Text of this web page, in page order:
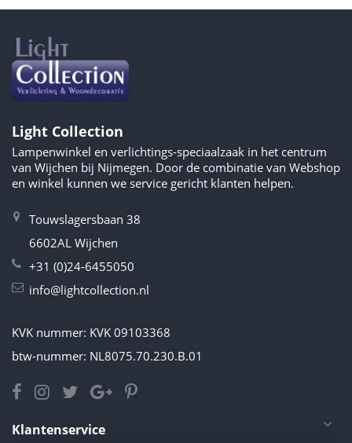
Light Collection
Lampenwinkel en verlichtings-speciaalzaak in het centrum
van Wijchen bij Nijmegen. Door de combinatie van Webshop
en winkel kunnen we service gericht klanten helpen.
Touwslagersbaan 38
6602AL Wijchen
+31 (0)24-6455050
info@lightcollection.nl
KVK nummer: KVK 09103368
btw-nummer: NL8075.70.230.B.01
Klantenservice